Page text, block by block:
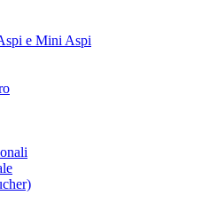
e Mini Aspi